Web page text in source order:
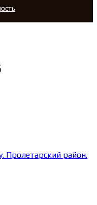
Пролетарский район.